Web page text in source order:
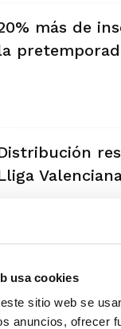
usa cookies
sitio web se
anuncios, ofrecer
más de
Valenciana 2013